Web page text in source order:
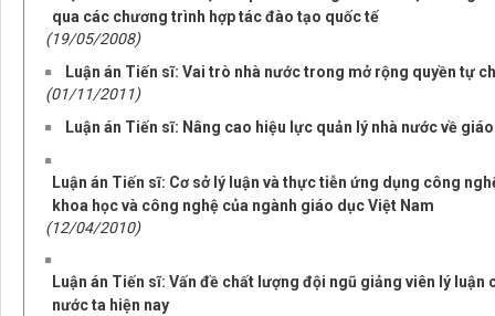
qua các chương trình hợp tác đào tạo quốc tế
(19/05/2008)
Luận án Tiến sĩ: Vai trò nhà nước trong mở rộng quyền tự
(01/11/2011)
Luận án Tiến sĩ: Nâng cao hiệu lực quản lý nhà nước về
Luận án Tiến sĩ: Cơ sở lý luận và thực tiễn ứng dụng công
khoa học và công nghệ của ngành giáo dục Việt Nam
(12/04/2010)
Luận án Tiến sĩ: Vấn đề chất lượng đội ngũ giảng viên lý
nước ta hiện nay